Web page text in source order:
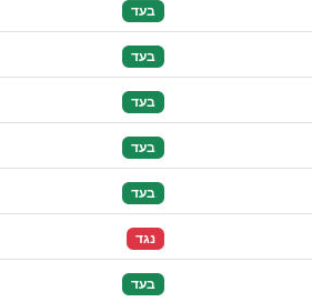
בעד
בעד
בעד
בעד
בעד
נגד
בעד